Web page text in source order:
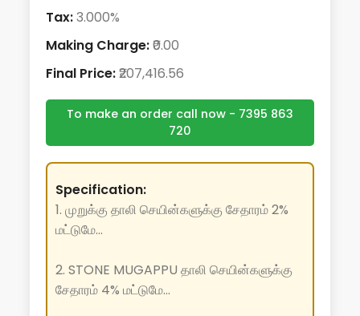
Tax:3.000%
Making Charge:₹0.00
Final Price:₹207,416.56
To make an order call now - 7395 863
720
Specification:
1. முறுக்கு தாலி செயின்களுக்கு சேதாரம் 2%
மட்டுமே...
2. STONE MUGAPPU தாலி செயின்களுக்கு
சேதாரம் 4% மட்டுமே...